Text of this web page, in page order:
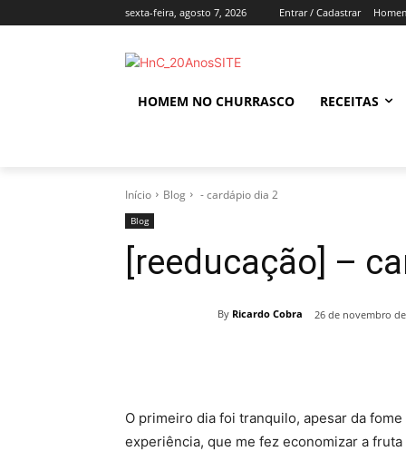
sexta-feira, agosto 7, 2026 Entrar / Cadastrar
HOMEM NO CHURRASCO RECEITAS
Início Blog - cardápio dia 2
Blog
[reeducação] –
By Ricardo Cobra 26 de novembro
O primeiro dia foi tranquilo, apesar da
experiência, que me fez economizar a